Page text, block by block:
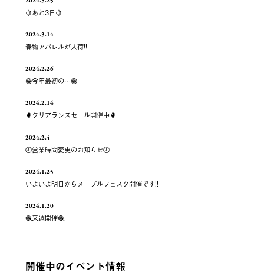
🍋あと3日🍋
2024.3.14
春物アパレルが入荷!!
2024.2.26
😁今年最初の…😁
2024.2.14
🥊クリアランスセール開催中🥊
2024.2.4
🕘営業時間変更のお知らせ🕘
2024.1.25
いよいよ明日からメープルフェスタ開催です!!
2024.1.20
🧶来週開催🧶
開催中のイベント情報